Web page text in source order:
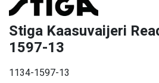
Stiga Kaasuvaijeri
1597-13
1134-1597-13